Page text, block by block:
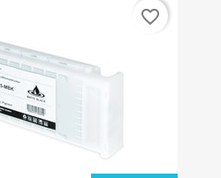
favorite_border